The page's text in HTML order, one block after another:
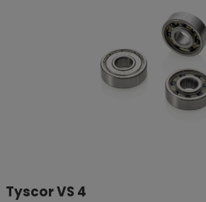
Tyscor VS 4